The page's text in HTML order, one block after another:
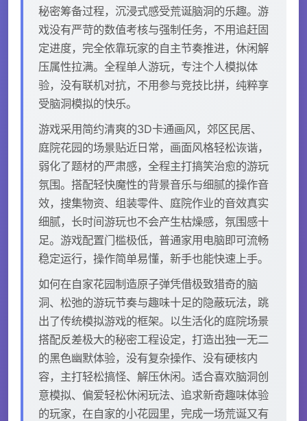
秘密筹备过程，沉浸式感受荒诞脑洞的乐趣。游
戏没有严苛的数值考核与强制任务，不用追赶固
定进度，完全依靠玩家的自主节奏推进，休闲解
压属性拉满。全程单人游玩，专注个人模拟体
验，没有联机对抗，不用参与竞技比拼，纯粹享
受脑洞模拟的快乐。
游戏采用简约清爽的3D卡通画风，郊区民居、
庭院花园的场景贴近日常，画面风格轻松诙谐，
弱化了题材的严肃感，全程主打搞笑治愈的游玩
氛围。搭配轻快魔性的背景音乐与细腻的操作音
效，搜集物资、组装零件、庭院作业的音效真实
细腻，长时间游玩也不会产生枯燥感，氛围感十
足。游戏配置门槛极低，普通家用电脑即可流畅
稳定运行，操作简单易懂，新手也能快速上手。
如何在自家花园制造原子弹凭借极致猎奇的脑
洞、松弛的游玩节奏与趣味十足的隐蔽玩法，跳
出了传统模拟游戏的框架。以生活化的庭院场景
搭配反差极大的秘密工程设定，打造出独一无二
的黑色幽默体验，没有复杂操作、没有硬核内
容，主打轻松搞怪、解压休闲。适合喜欢脑洞创
意模拟、偏爱轻松休闲玩法、追求新奇趣味体验
的玩家，在自家的小花园里，完成一场荒诞又有